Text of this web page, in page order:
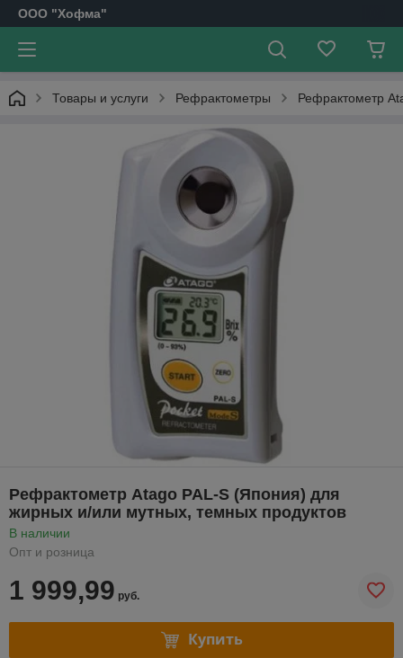
OOO "Хофма"
Товары и услуги Рефрактометры Рефрактометр
Рефрактометр Atago PAL-S (Япония) для
жирных и/или мутных, темных продуктов
В наличии
Опт и розница
1 999,99 руб.
Купить